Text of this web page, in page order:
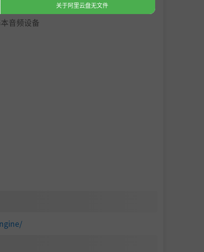
需要 4 GB 可用空间
音频设备
关于阿里云盘无文件